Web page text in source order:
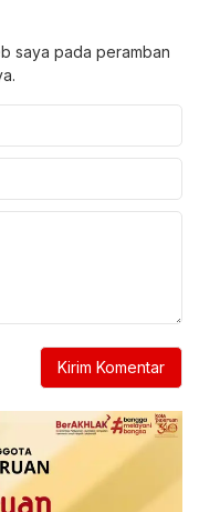
saya pada peramban